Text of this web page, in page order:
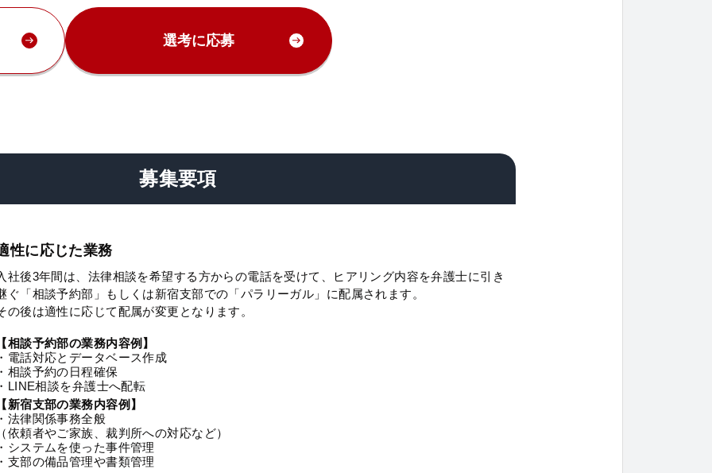
選考に応募
募集要項
性に応じた業務
社後3年間は、法律相談を希望する方からの電話を受けて、ヒアリング内容を弁護士に引き
ぐ「相談予約部」もしくは新宿支部での「パラリーガル」に配属されます。
の後は適性に応じて配属が変更となります。
相談予約部の業務内容例】
電話対応とデータベース作成
相談予約の日程確保
LINE相談を弁護士へ配転
新宿支部の業務内容例】
法律関係事務全般
依頼者やご家族、裁判所への対応など）
システムを使った事件管理
支部の備品管理や書類管理